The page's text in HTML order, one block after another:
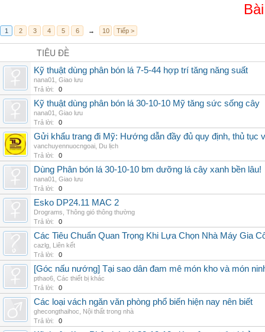
1 2 3 4 5 6 → 10 Tiếp >
TIÊU ĐỀ
Kỹ thuật dùng phân bón lá 7-5-44 hợp trí tăng năng suất
nana01
Giao lưu
Trả lời:
0
Kỹ thuật dùng phân bón lá 30-10-10 Mỹ tăng sức sống cây
nana01
Giao lưu
Trả lời:
0
Gửi khẩu trang đi Mỹ: Hướng dẫn đầy đủ quy định, thủ tục
vanchuyennuocngoai Du lịch
Trả lời:
0
Dùng Phân bón lá 30-10-10 bm dưỡng lá cây xanh bền lâu!
nana01
Giao lưu
Trả lời:
0
Esko DP24.11 MAC 2
Drograms Thông gió thông thường
Trả lời:
0
Các Tiêu Chuẩn Quan Trọng Khi Lựa Chọn Nhà Máy Gia
cazlg Liên kết
Trả lời:
0
[Góc nấu nướng] Tại sao dân đam mê món kho và món
pthao6 Các thiết bị khác
Trả lời:
0
Các loại vách ngăn văn phòng phổ biến hiện nay nên biết
ghecongthaihoc
Nội thất trong nhà
Trả lời:
0